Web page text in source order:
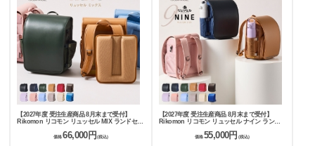
【2027年度 受注生産商品 8月末まで受付】
Rikomon リコモン リュッセル MIX ランドセル
価格 66,000円 (税込)
【2027年度 受注生産商品 8月末まで受付】
Rikomon リコモン リュッセル ナイン ランド
価格55,000円 (税込)